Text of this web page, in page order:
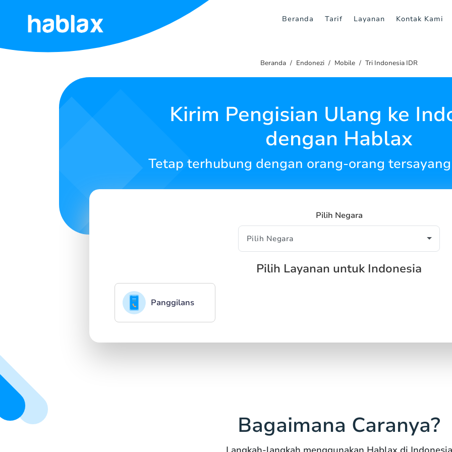
Beranda Tarif Layanan Kontak Kami
Beranda
Beranda Endonezi Mobile Tri Indonesia IDR
Kirim Pengisian Ulang ke
dengan Hablax
Tetap terhubung dengan orang-orang
Pilih Negara
Pilih Layanan untuk Indonesia
Panggilans
Bagaimana Caranya?